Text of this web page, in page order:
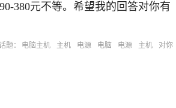
380元不等。希望我的回答对你有
题： 电脑主机 主机 电源 电脑 电源 主机 对你